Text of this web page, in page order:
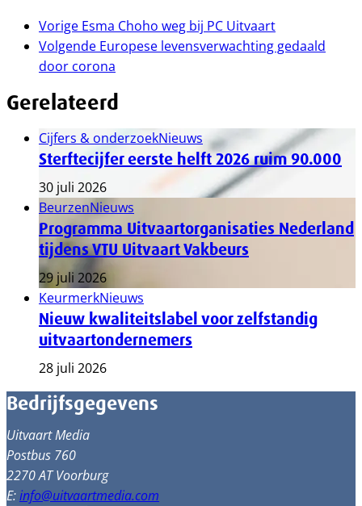
Vorige Esma Choho weg bij PC Uitvaart
Volgende Europese levensverwachting gedaald
door corona
Gerelateerd
Cijfers & onderzoekNieuws
Sterftecijfer eerste helft 2026 ruim 90.000
30 juli 2026
BeurzenNieuws
Programma Uitvaartorganisaties Nederland
tijdens VTU Uitvaart Vakbeurs
29 juli 2026
KeurmerkNieuws
Nieuw kwaliteitslabel voor zelfstandig
uitvaartondernemers
28 juli 2026
Bedrijfsgegevens
Uitvaart Media
Postbus 760
2270 AT Voorburg
E:info@uitvaartmedia.com